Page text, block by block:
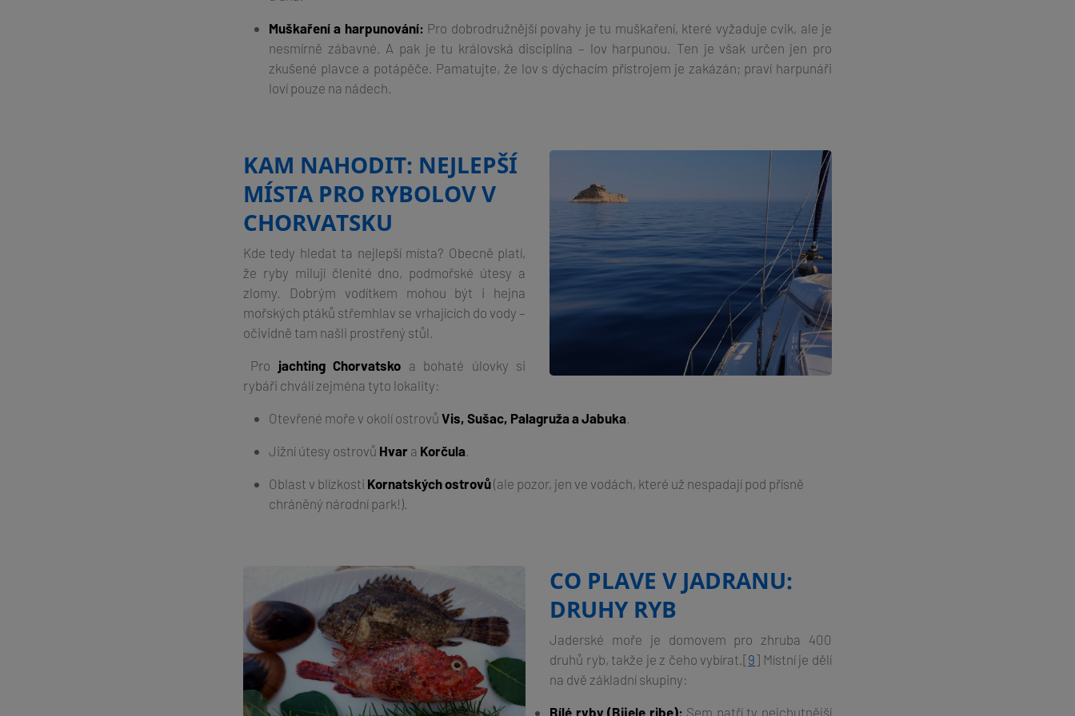
Muškaření a harpunování: Pro dobrodružnější povahy je tu muškaření, které vyžaduje cvik, ale je
nesmírně zábavné. A pak je tu královská disciplína – lov harpunou. Ten je však určen jen pro
zkušené plavce a potápěče. Pamatujte, že lov s dýchacím přístrojem je zakázán; praví harpunáři
loví pouze na nádech.
KAM NAHODIT: NEJLEPŠÍ
MÍSTA PRO RYBOLOV V
CHORVATSKU
Kde tedy hledat ta nejlepší místa? Obecně platí,
že ryby milují členité dno, podmořské útesy a
zlomy. Dobrým vodítkem mohou být i hejna
mořských ptáků střemhlav se vrhajících do vody –
očividně tam našli prostřený stůl.
Pro jachting Chorvatsko a bohaté úlovky si
rybáři chválí zejména tyto lokality:
Otevřené moře v okolí ostrovů Vis, Sušac, Palagruža a Jabuka
Jižní útesy ostrovů Hvar a Korčula
Oblast v blízkosti Kornatských ostrovů(ale pozor, jen ve vodách, které už nespadají pod přísně
chráněný národní park!).
CO PLAVE V JADRANU:
DRUHY RYB
Jaderské moře je domovem pro zhruba 400
druhů ryb, takže je z čeho vybírat.[9] Místní je dělí
na dvě základní skupiny:
Bílé ryby (Bijele ribe): Sem patří ty nejchutnější